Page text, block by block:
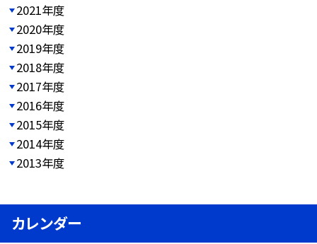
2021年度
2020年度
2019年度
2018年度
2017年度
2016年度
2015年度
2014年度
2013年度
カレンダー